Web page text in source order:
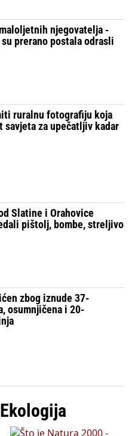
njegovatelja -
prerano postala odrasli
ruralnu fotografiju koja
savjeta za upečatljiv kadar
Slatine i Orahovice
pištolj, bombe, streljivo
zbog iznude 37-
osumnjičena i 20-